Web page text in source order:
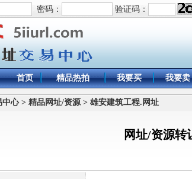
密码： 验证码：
首页 精品热拍 我要买 我要卖
中心 > 精品网址/资源 > 雄安建筑工程.网址
网址/资源转